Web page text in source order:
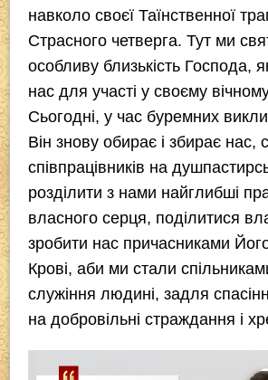
навколо своєї Таїнственної
Страсного четверга. Тут ми
особливу близькість Господа,
нас для участі у своєму
Сьогодні, у час буремних
Він знову обирає і збирає нас,
співпрацівників на
розділити з нами найглибші
власного серця, поділитися
зробити нас причасниками
Крові, аби ми стали
служіння людині, задля
на добровільні страждання і